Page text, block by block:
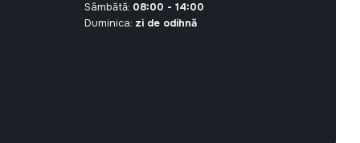
Sâmbătă: 08:00 - 14:00
Duminica: zi de odihnă